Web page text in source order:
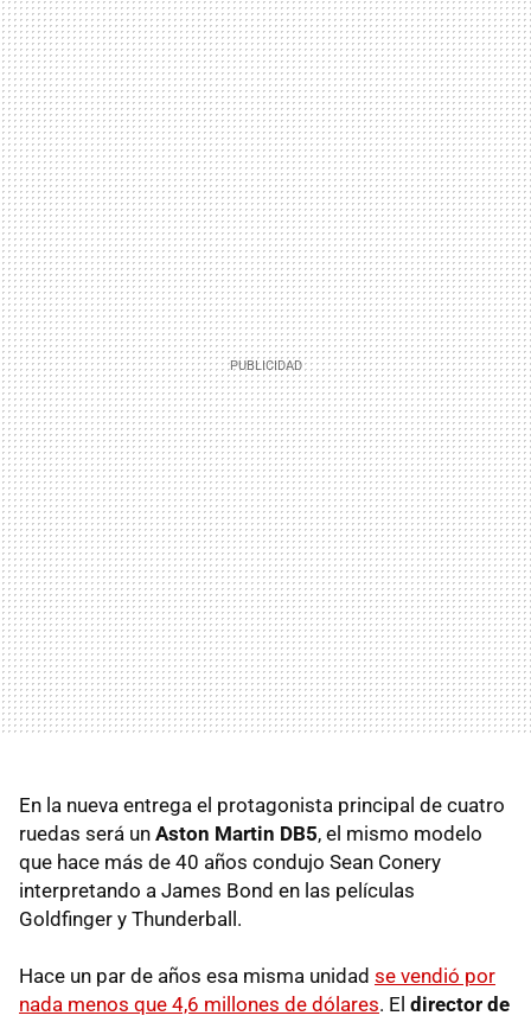
En la nueva entrega el protagonista principal de cuatro
ruedas será un Aston Martin DB5, el mismo modelo
que hace más de 40 años condujo Sean Conery
interpretando a James Bond en las películas
Goldfinger y Thunderball.
Hace un par de años esa misma unidad se vendió por
nada menos que 4,6 millones de dólares. El director de